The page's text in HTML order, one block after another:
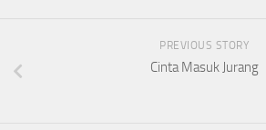
PREVIOUS STORY
Cinta Masuk Jurang